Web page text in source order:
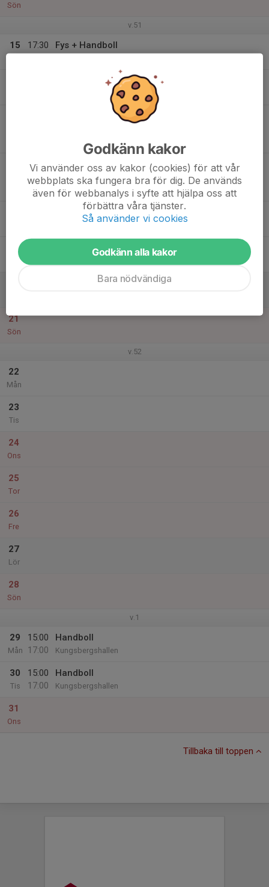
Sön
v.51
15
17:30
Fys + Handboll
Match mot HK GP
Linköpings Sporthall
19:30
20:45
Match mot Örebro SK HK Dam
F19 Mitt - F19 Södra Mitt
Idrottshuset i Örebro
Handboll
19
21
Sön
v.52
22
Mån
23
Tis
24
Ons
25
Tor
26
Fre
27
Lör
28
Sön
v.1
29
Mån
15:00
17:00
Handboll
Kungsbergshallen
30
Tis
15:00
17:00
Handboll
Kungsbergshallen
31
Ons
Tillbaka till toppen
Godkänn kakor
Vi använder oss av kakor (cookies) för att vår
webbplats ska fungera bra för dig. De används
även för webbanalys i syfte att hjälpa oss att
förbättra våra tjänster.
Så använder vi cookies
Godkänn alla kakor
Bara nödvändiga